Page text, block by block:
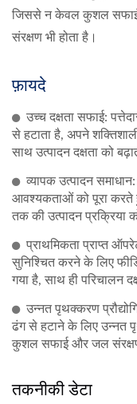
जिससे न केवल कुशल सफाई
संरक्षण भी होता है।
फ़ायदे
उच्च दक्षता सफाई:
से हटाता है, अपने
साथ उत्पादन दक्षता को
व्यापक उत्पादन
आवश्यकताओं को पूरा
तक की उत्पादन प्रक्रिया
प्राथमिकता प्राप्त
सुनिश्चित करने के लिए
गया है, साथ ही परिचालन
उन्नत पृथक्करण
ढंग से हटाने के लिए उन्नत
कुशल सफाई और जल संरक्षण
तकनीकी डेटा